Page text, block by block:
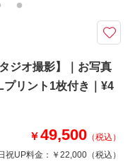
影
く映るよう、
空間でおふたりの想いを撮影
ジオ撮影】｜お写真
リント1枚付き｜¥4
￥49,500 （税込）
祝UP料金： ￥22,000 （税込）